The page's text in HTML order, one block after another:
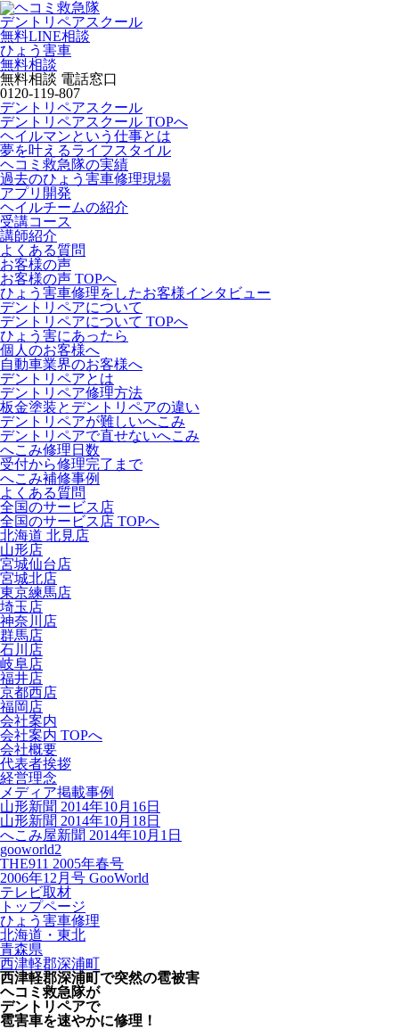
デントリペアスクール
無料LINE相談
ひょう害車
無料相談
無料相談 電話窓口
0120-119-807
デントリペアスクール
デントリペアスクール TOPへ
ヘイルマンという仕事とは
夢を叶えるライフスタイル
ヘコミ救急隊の実績
過去のひょう害車修理現場
アプリ開発
ヘイルチームの紹介
受講コース
講師紹介
よくある質問
お客様の声
お客様の声 TOPへ
ひょう害車修理をしたお客様インタビュー
デントリペアについて
デントリペアについて TOPへ
ひょう害にあったら
個人のお客様へ
自動車業界のお客様へ
デントリペアとは
デントリペア修理方法
板金塗装とデントリペアの違い
デントリペアが難しいへこみ
デントリペアで直せないへこみ
へこみ修理日数
受付から修理完了まで
へこみ補修事例
よくある質問
全国のサービス店
全国のサービス店 TOPへ
北海道 北見店
山形店
宮城仙台店
宮城北店
東京練馬店
埼玉店
神奈川店
群馬店
石川店
岐阜店
福井店
京都西店
福岡店
会社案内
会社案内 TOPへ
会社概要
代表者挨拶
経営理念
メディア掲載事例
山形新聞 2014年10月16日
山形新聞 2014年10月18日
へこみ屋新聞 2014年10月1日
gooworld2
THE911 2005年春号
2006年12月号 GooWorld
テレビ取材
トップページ
ひょう害車修理
北海道・東北
青森県
西津軽郡深浦町
西津軽郡深浦町で突然の雹被害
ヘコミ救急隊が
デントリペアで
雹害車を速やかに修理！